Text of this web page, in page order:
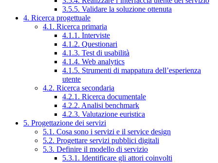
3.5.5. Validare la soluzione ottenuta
4. Ricerca progettuale
4.1. Ricerca primaria
4.1.1. Interviste
4.1.2. Questionari
4.1.3. Test di usabilità
4.1.4. Web analytics
4.1.5. Strumenti di mappatura dell’esperienza
utente
4.2. Ricerca secondaria
4.2.1. Ricerca documentale
4.2.2. Analisi benchmark
4.2.3. Valutazione euristica
5. Progettazione dei servizi
5.1. Cosa sono i servizi e il service design
5.2. Progettare servizi pubblici digitali
5.3. Definire il modello di servizio
5.3.1. Identificare gli attori coinvolti